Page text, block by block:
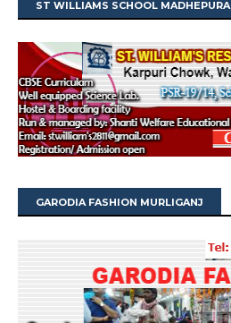
ST WILLIAMS SCHOOL MADHEPURA
GARODIA FASHION MURLIGANJ